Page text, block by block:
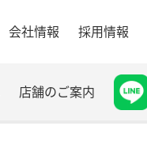
会社情報 採用情報
店舗のご案内